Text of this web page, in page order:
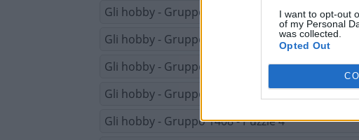
I want to opt-out
of my Personal
was collected.
Opted Out
Gli hobby - Gruppo 1407 - Puzzle 5
Gli hobby - Gruppo 1408 - Puzzle 1
Gli hobby - Gruppo 1408 - Puzzle 2
Gli hobby - Gruppo 1408 - Puzzle 3
Gli hobby - Gruppo 1408 - Puzzle 4